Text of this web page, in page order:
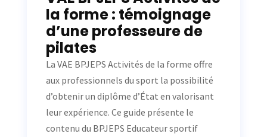
la forme : témoignage
d’une professeure de
pilates
La VAE BPJEPS Activités de la forme offre
aux professionnels du sport la possibilité
d’obtenir un diplôme d’État en valorisant
leur expérience. Ce guide présente le
contenu du BPJEPS Educateur sportif